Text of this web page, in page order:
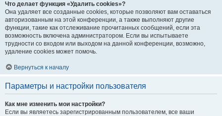
Что делает функция «Удалить cookies»?
Она удаляет все созданные cookies, которые позволяют вам оставаться
авторизованным на этой конференции, а также выполняют другие
функции, такие как отслеживание прочитанных сообщений, если эта
возможность включена администратором. Если вы испытываете
трудности со входом или выходом на данной конференции, возможно,
удаление cookies может помочь.
Вернуться к началу
Параметры и настройки пользователя
Как мне изменить мои настройки?
Если вы являетесь зарегистрированным пользователем, все ваши